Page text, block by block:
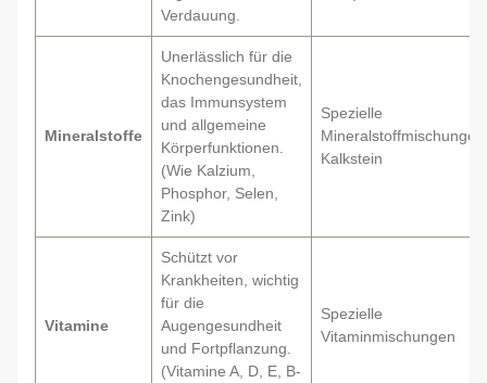
Verdauung.
Mineralstoffe
Unerlässlich für die
Knochengesundheit,
das Immunsystem
und allgemeine
Körperfunktionen.
(Wie Kalzium,
Phosphor, Selen,
Zink)
Spezielle
Kalkstein
Vitamine
Schützt vor
Krankheiten, wichtig
für die
Augengesundheit
und Fortpflanzung.
(Vitamine A, D, E, B-
Spezielle
Vitaminmischungen